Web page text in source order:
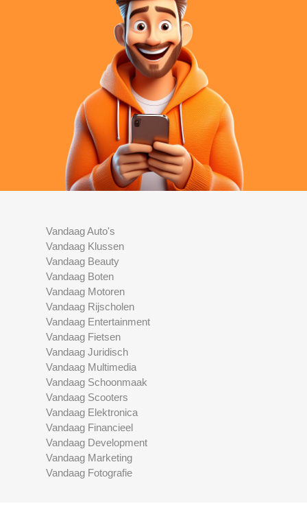
Vandaag Auto's
Vandaag Klussen
Vandaag Beauty
Vandaag Boten
Vandaag Motoren
Vandaag Rijscholen
Vandaag Entertainment
Vandaag Fietsen
Vandaag Juridisch
Vandaag Multimedia
Vandaag Schoonmaak
Vandaag Scooters
Vandaag Elektronica
Vandaag Financieel
Vandaag Development
Vandaag Marketing
Vandaag Fotografie